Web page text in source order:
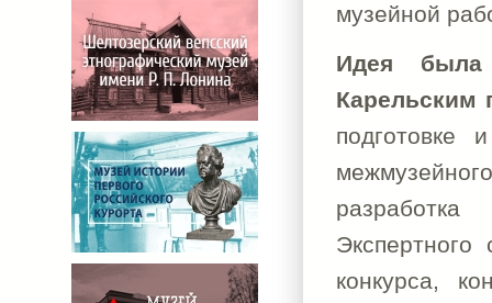
музейной
Идея была
Карельским
подготовке
конкурса,